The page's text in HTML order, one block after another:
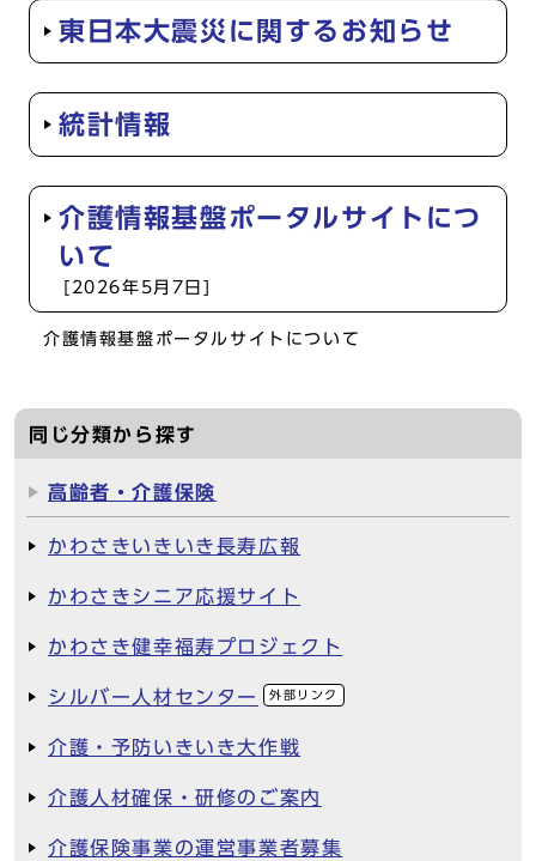
東日本大震災に関するお知らせ
統計情報
介護情報基盤ポータルサイトにつ
いて
[2026年5月7日]
介護情報基盤ポータルサイトについて
同じ分類から探す
高齢者・介護保険
かわさきいきいき長寿広報
かわさきシニア応援サイト
かわさき健幸福寿プロジェクト
シルバー人材センター 外部リンク
介護・予防いきいき大作戦
介護人材確保・研修のご案内
介護保険事業の運営事業者募集